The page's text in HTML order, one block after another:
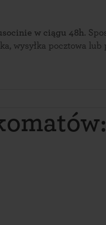
w ciągu 48h. Sposób dostawy
pocztowa lub paczkomat